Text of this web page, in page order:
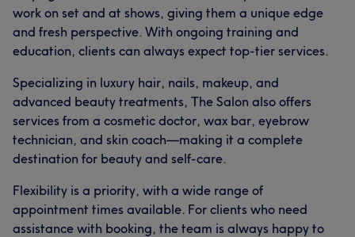
work on set and at shows, giving them a unique edge
and fresh perspective. With ongoing training and
education, clients can always expect top-tier services.
Specializing in luxury hair, nails, makeup, and
advanced beauty treatments, The Salon also offers
services from a cosmetic doctor, wax bar, eyebrow
technician, and skin coach—making it a complete
destination for beauty and self-care.
Flexibility is a priority, with a wide range of
appointment times available. For clients who need
assistance with booking, the team is always happy to